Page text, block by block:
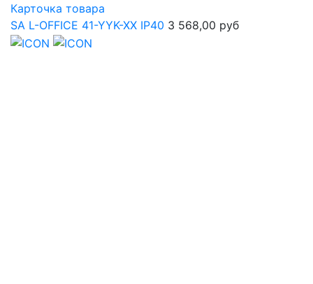
Карточка товара
SA L-OFFICE 41-YYK-XX IP40 3 568,00 руб